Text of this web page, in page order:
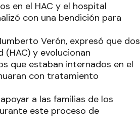
en el HAC y el hospital
con una bendición para
Verón, expresó que dos
y evolucionan
que estaban internados en el
con tratamiento
a las familias de los
este proceso de